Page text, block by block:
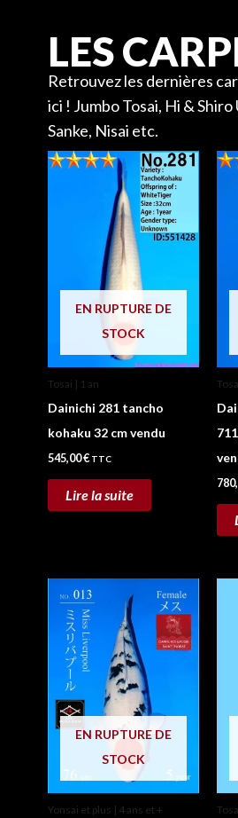
LES
Retrouvez les dernières
ici ! Jumbo Tosai, Hi &
Sanke, Nisai etc.
EN RUPTURE DE
STOCK
Tosai | 1 an
Dainichi 281 tancho
kohaku 32 cm vendu
545,00€ TTC
Lire la suite
EN RUPTURE DE
STOCK
Yonsai et plus | 4 ans et +